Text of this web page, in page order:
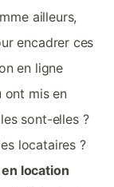
ailleurs,
encadrer ces
en ligne
ont mis en
sont-elles ?
locataires ?
location